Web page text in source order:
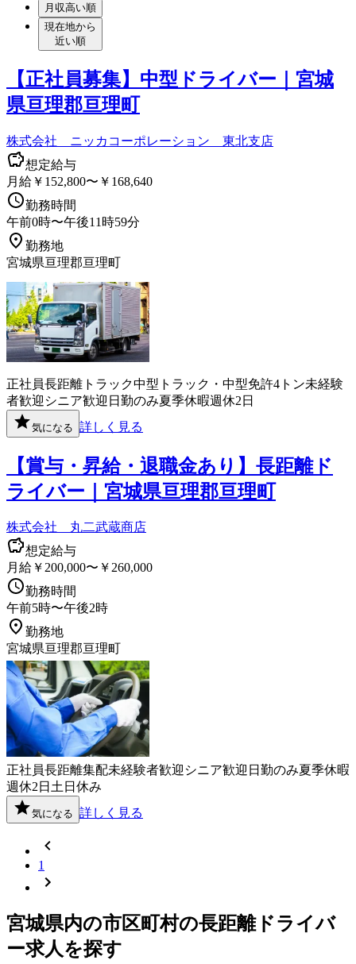
月収高い順
現在地から
近い順
【正社員募集】中型ドライバー｜宮城
県亘理郡亘理町
株式会社 ニッカコーポレーション 東北支店
想定給与
月給￥152,800〜￥168,640
勤務時間
午前0時〜午後11時59分
勤務地
宮城県亘理郡亘理町
正社員長距離 トラック中型トラック・中型免許4トン未経験
者歓迎 シニア歓迎 日勤のみ夏季休暇週休2日
気になる 詳しく見る
【賞与・昇給・退職金あり】長距離ド
ライバー｜宮城県亘理郡亘理町
株式会社 丸二武蔵商店
想定給与
月給￥200,000〜￥260,000
勤務時間
午前5時〜午後2時
勤務地
宮城県亘理郡亘理町
正社員長距離集配未経験者歓迎 シニア歓迎 日勤のみ夏季休暇
週休2日 土日休み
気になる 詳しく見る
1
宮城県内の市区町村の長距離ドライバ
ー求人を探す